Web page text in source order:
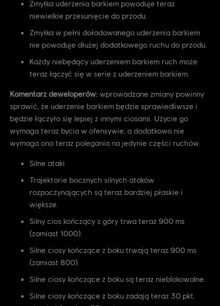
Zmyłka uderzenia barkiem powoduje teraz
niewielkie przesunięcie do przodu.
Zmyłka w pełni doładowanego uderzenia barkiem
nie powoduje dłużej dodatkowego ruchu do przodu.
Każdy niebędący uderzeniem barkiem ruch może
teraz łączyć się w serie z uderzeniem barkiem.
Komentarz deweloperów: wprowadzane zmiany powinny
sprawić, że uderzenie barkiem będzie sprawiedliwsze i
będzie łączyło się lepiej z innymi ciosami. Użycie go
wymaga teraz bycia w ofensywie, a dodatkowo nie
wymaga ono teraz polegania na jedynie części ruchów.
Silne ataki
Trajektorie bocznych silnych ataków
rozpoczynających są teraz bardziej płaskie i
większe.
Silny cios kończący z góry trwa teraz 900 ms
(zamiast 1000).
Silne ciosy kończące z boku trwają teraz 900 ms
(zamiast 800).
Silne ciosy kończące z boku są teraz nieblokowalne.
Silne ciosy kończące z boku zadają teraz 30 pkt.